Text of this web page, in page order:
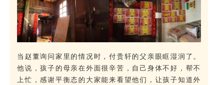
当赵董询问家里的情况时，付贵轩的父亲眼眶湿润了。
他说，孩子的母亲在外面很辛苦，自己身体不好，帮不
上忙，感谢平衡态的大家能来看望他们，让孩子知道外